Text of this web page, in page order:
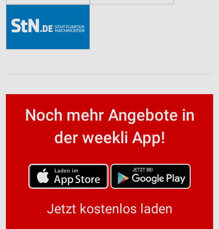
Noch mehr Angebote in
der weekli App!
Jetzt kostenlos laden